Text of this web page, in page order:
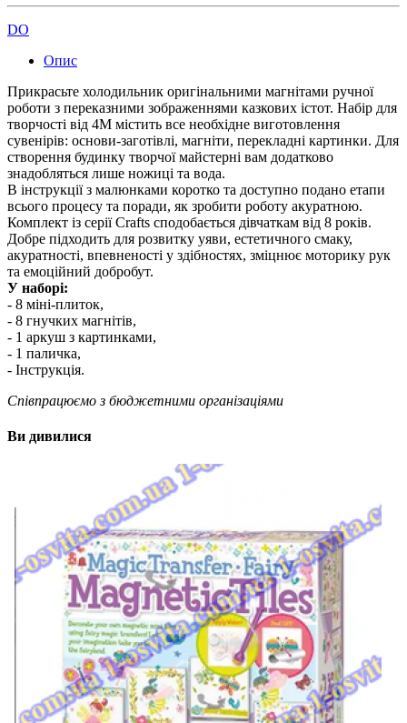
DO
Опис
Прикрасьте холодильник оригінальними магнітами ручної
роботи з переказними зображеннями казкових істот. Набір для
творчості від 4M містить все необхідне виготовлення
сувенірів: основи-заготівлі, магніти, перекладні картинки. Для
створення будинку творчої майстерні вам додатково
знадобляться лише ножиці та вода.
В інструкції з малюнками коротко та доступно подано етапи
всього процесу та поради, як зробити роботу акуратною.
Комплект із серії Crafts сподобається дівчаткам від 8 років.
Добре підходить для розвитку уяви, естетичного смаку,
акуратності, впевненості у здібностях, зміцнює моторику рук
та емоційний добробут.
У наборі:
- 8 міні-плиток,
- 8 гнучких магнітів,
- 1 аркуш з картинками,
- 1 паличка,
- Інструкція.
Співпрацюємо з бюджетними організаціями
Ви дивилися